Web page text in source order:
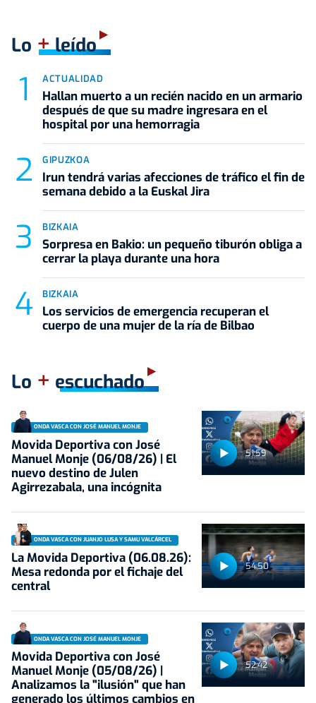
Lo +leído
ACTUALIDAD
Hallan muerto a un recién nacido en un armario
después de que su madre ingresara en el
hospital por una hemorragia
GIPUZKOA
Irun tendrá varias afecciones de tráfico el fin de
semana debido a la Euskal Jira
BIZKAIA
Sorpresa en Bakio: un pequeño tiburón obliga a
cerrar la playa durante una hora
BIZKAIA
Los servicios de emergencia recuperan el
cuerpo de una mujer de la ría de Bilbao
Lo + escuchado
51:59
ONDA VASCA CON JOSÉ MANUEL MONJE
Movida Deportiva con José
Manuel Monje (06/08/26) | El
nuevo destino de Julen
Agirrezabala, una incógnita
54:50
ONDA VASCA CON JUANJO LUSA Y SAMU VALCÁRCEL
La Movida Deportiva (06.08.26):
Mesa redonda por el fichaje del
central
52:42
ONDA VASCA CON JOSÉ MANUEL MONJE
Movida Deportiva con José
Manuel Monje (05/08/26) |
Analizamos la "ilusión" que han
generado los últimos cambios en